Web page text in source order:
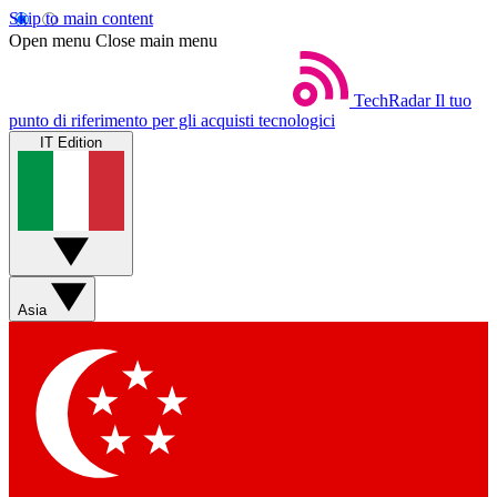
Skip to main content
Open menu Close main menu
TechRadar Il tuo
punto di riferimento per gli acquisti tecnologici
IT Edition
Asia